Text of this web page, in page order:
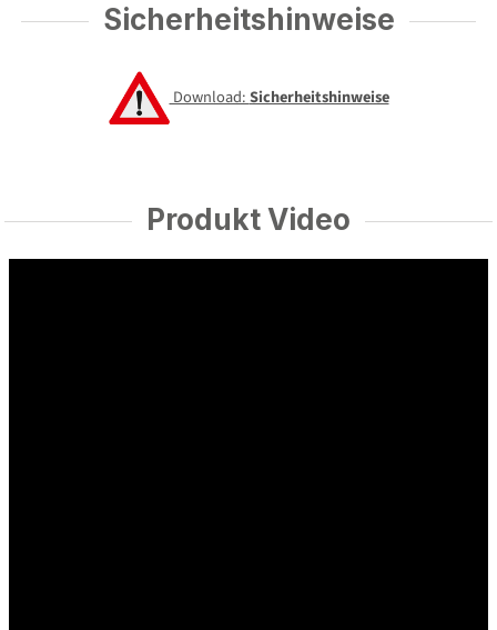
Sicherheitshinweise
Download:Sicherheitshinweise
Produkt Video